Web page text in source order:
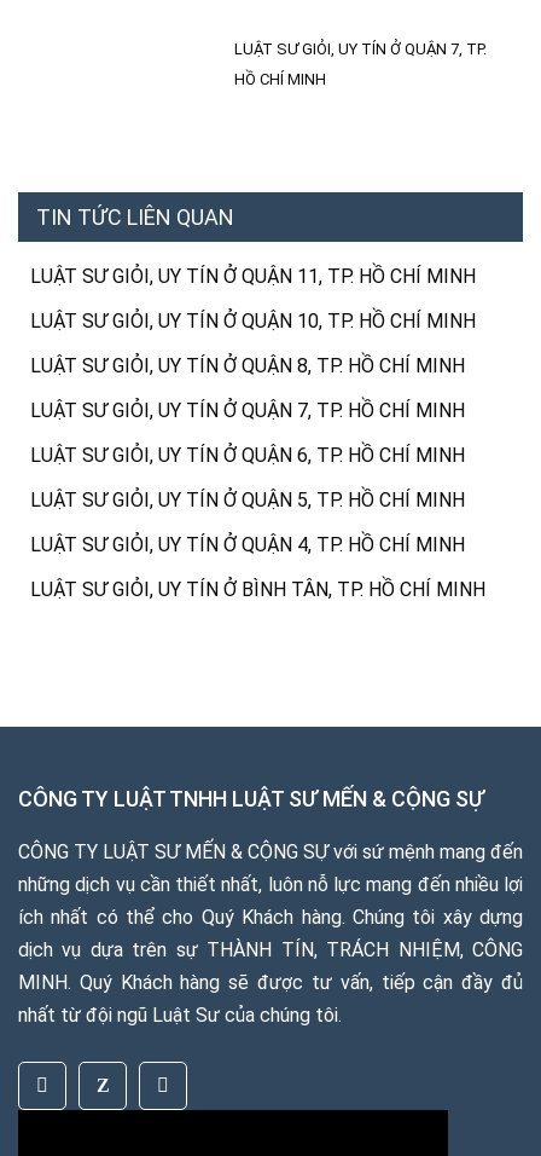
LUẬT SƯ GIỎI, UY TÍN Ở QUẬN 7, TP.
HỒ CHÍ MINH
TIN TỨC LIÊN QUAN
LUẬT SƯ GIỎI, UY TÍN Ở QUẬN 11, TP. HỒ CHÍ MINH
LUẬT SƯ GIỎI, UY TÍN Ở QUẬN 10, TP. HỒ CHÍ MINH
LUẬT SƯ GIỎI, UY TÍN Ở QUẬN 8, TP. HỒ CHÍ MINH
LUẬT SƯ GIỎI, UY TÍN Ở QUẬN 7, TP. HỒ CHÍ MINH
LUẬT SƯ GIỎI, UY TÍN Ở QUẬN 6, TP. HỒ CHÍ MINH
LUẬT SƯ GIỎI, UY TÍN Ở QUẬN 5, TP. HỒ CHÍ MINH
LUẬT SƯ GIỎI, UY TÍN Ở QUẬN 4, TP. HỒ CHÍ MINH
LUẬT SƯ GIỎI, UY TÍN Ở BÌNH TÂN, TP. HỒ CHÍ MINH
CÔNG TY LUẬT TNHH LUẬT SƯ MẾN & CỘNG SỰ
CÔNG TY LUẬT SƯ MẾN & CỘNG SỰ với sứ mệnh mang đến
những dịch vụ cần thiết nhất, luôn nỗ lực mang đến nhiều lợi
ích nhất có thể cho Quý Khách hàng. Chúng tôi xây dựng
dịch vụ dựa trên sự THÀNH TÍN, TRÁCH NHIỆM, CÔNG
MINH. Quý Khách hàng sẽ được tư vấn, tiếp cận đầy đủ
nhất từ đội ngũ Luật Sư của chúng tôi.